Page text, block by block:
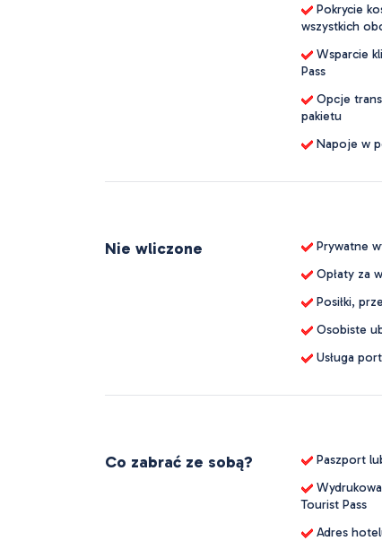
Pokrycie
wszystkich
Wsparcie
Pass
Opcje
pakietu
Napoje w
Nie wliczone
Prywatne
Opłaty za
Posiłki,
Osobiste
Usługa
Co zabrać ze sobą?
Paszport
Tourist Pass
Adres